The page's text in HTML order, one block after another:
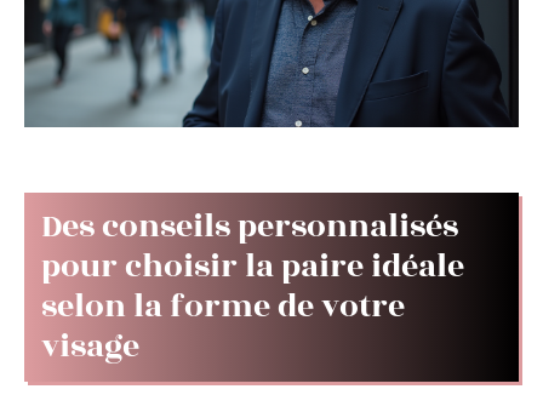
Des conseils personnalisés
pour choisir la paire idéale
selon la forme de votre
visage